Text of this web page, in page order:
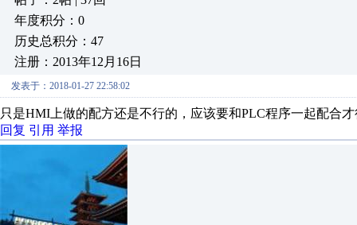
年度积分：0
历史总积分：47
注册：2013年12月16日
发表于：2018-01-27 22:58:02
只是HMI上做的配方还是不行的，应该要和PLC程序一起配合才
回复 引用 举报